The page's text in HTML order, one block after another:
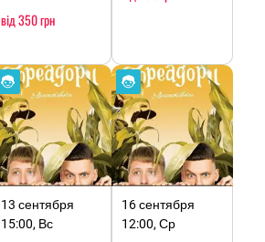
від 350 грн
13 сентября
15:00, Вс
16 сентября
12:00, Ср